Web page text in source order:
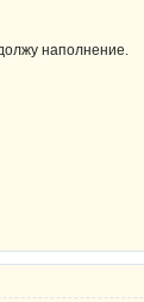
наполнение.